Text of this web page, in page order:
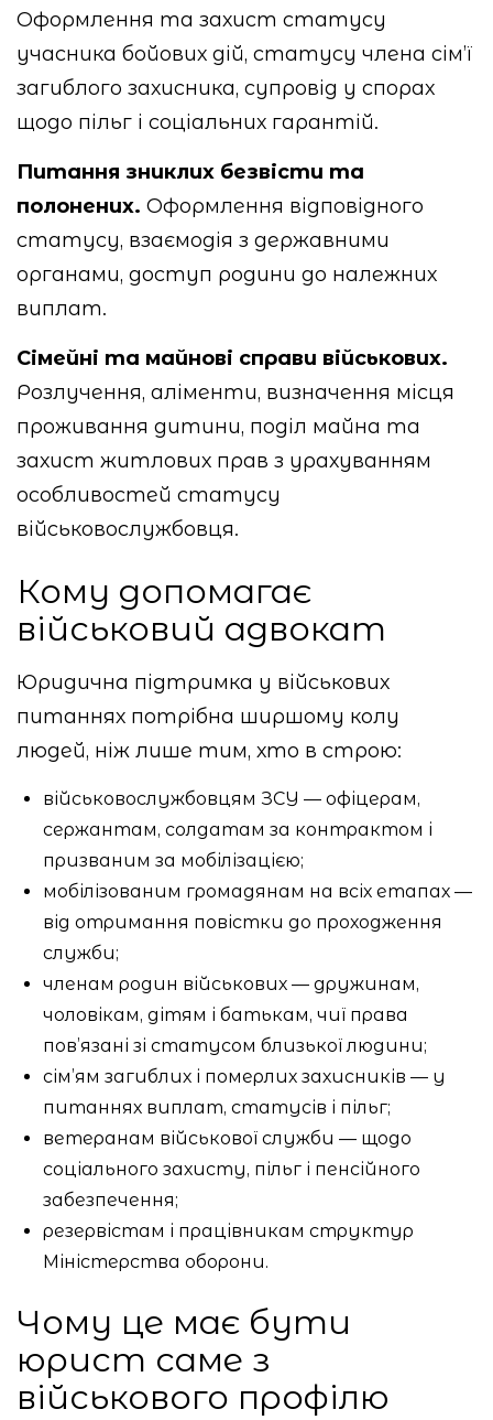
Оформлення та захист статусу
учасника бойових дій, статусу члена сім’ї
загиблого захисника, супровід у спорах
щодо пільг і соціальних гарантій.
Питання зниклих безвісти та
полонених. Оформлення відповідного
статусу, взаємодія з державними
органами, доступ родини до належних
виплат.
Сімейні та майнові справи військових.
Розлучення, аліменти, визначення місця
проживання дитини, поділ майна та
захист житлових прав з урахуванням
особливостей статусу
військовослужбовця.
Кому допомагає
військовий адвокат
Юридична підтримка у військових
питаннях потрібна ширшому колу
людей, ніж лише тим, хто в строю:
військовослужбовцям ЗСУ — офіцерам,
сержантам, солдатам за контрактом і
призваним за мобілізацією;
мобілізованим громадянам на всіх етапах —
від отримання повістки до проходження
служби;
членам родин військових — дружинам,
чоловікам, дітям і батькам, чиї права
пов’язані зі статусом близької людини;
сім’ям загиблих і померлих захисників — у
питаннях виплат, статусів і пільг;
ветеранам військової служби — щодо
соціального захисту, пільг і пенсійного
забезпечення;
резервістам і працівникам структур
Міністерства оборони.
Чому це має бути
юрист саме з
військового профілю